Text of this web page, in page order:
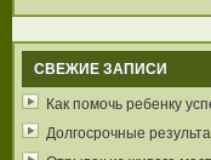
СВЕЖИЕ ЗАПИСИ
Как помочь ребенку
Долгосрочные